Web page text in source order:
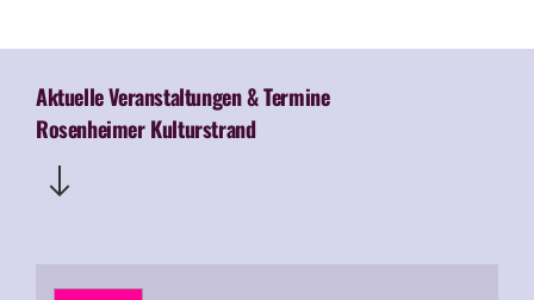
Aktuelle Veranstaltungen & Termine
Rosenheimer Kulturstrand